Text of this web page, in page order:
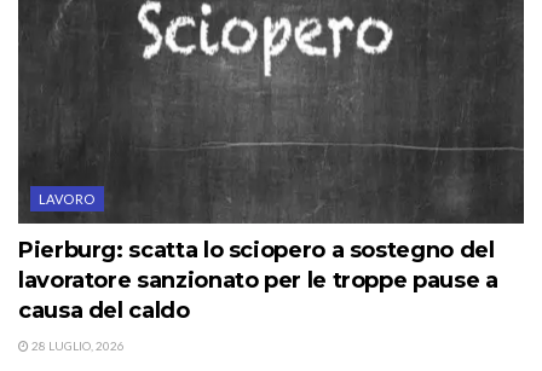
LAVORO
Pierburg: scatta lo sciopero a sostegno del
lavoratore sanzionato per le troppe pause a
causa del caldo
28 LUGLIO, 2026